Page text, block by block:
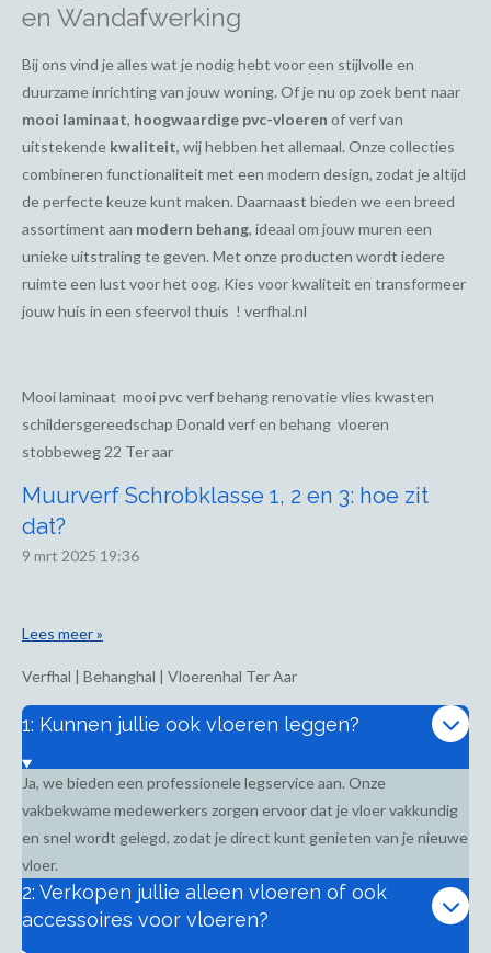
en Wandafwerking
Bij ons vind je alles wat je nodig hebt voor een stijlvolle en
duurzame inrichting van jouw woning. Of je nu op zoek bent naar
mooi laminaat, hoogwaardige pvc-vloeren of verf van
uitstekende kwaliteit, wij hebben het allemaal. Onze collecties
combineren functionaliteit met een modern design, zodat je altijd
de perfecte keuze kunt maken. Daarnaast bieden we een breed
assortiment aan modern behang, ideaal om jouw muren een
unieke uitstraling te geven. Met onze producten wordt iedere
ruimte een lust voor het oog. Kies voor kwaliteit en transformeer
jouw huis in een sfeervol thuis ! verfhal.nl
Mooi laminaat mooi pvc verf behang renovatie vlies kwasten
schildersgereedschap Donald verf en behang vloeren
stobbeweg 22 Ter aar
Muurverf Schrobklasse 1, 2 en 3: hoe zit
dat?
9 mrt 2025 19:36
Lees meer »
Verfhal | Behanghal | Vloerenhal Ter Aar
1: Kunnen jullie ook vloeren leggen?
Ja, we bieden een professionele legservice aan. Onze
vakbekwame medewerkers zorgen ervoor dat je vloer vakkundig
en snel wordt gelegd, zodat je direct kunt genieten van je nieuwe
vloer.
2: Verkopen jullie alleen vloeren of ook
accessoires voor vloeren?